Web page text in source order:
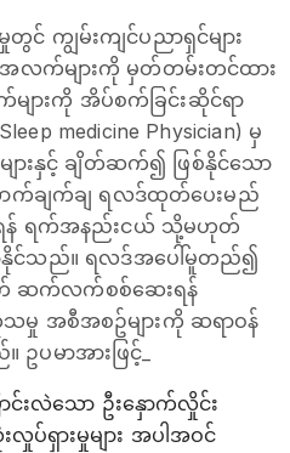
င် ကျွမ်းကျင်ပညာရှင်များ
အလက်များကို မှတ်တမ်းတင်ထား
ျားကို အိပ်စက်ခြင်းဆိုင်ရာ
medicine Physician) မှ
းနှင့် ချိတ်ဆက်၍ ဖြစ်နိုင်သော
ာက်ချက်ချ ရလဒ်ထုတ်ပေးမည်
န် ရက်အနည်းငယ် သို့မဟုတ်
င်သည်။ ရလဒ်အပေါ်မူတည်၍
က် ဆက်လက်စစ်ဆေးရန်
အစီအစဥ်များကို ဆရာဝန်
ပမာအားဖြင့်_
လဲသော ဦးနှောက်လှိုင်း
လှုပ်ရှားမှုများ အပါအဝင်